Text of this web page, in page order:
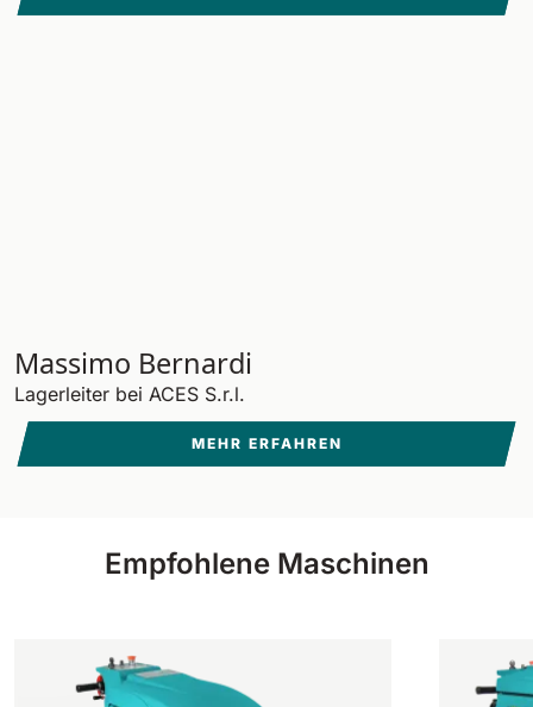
Massimo Bernardi
Lagerleiter bei ACES S.r.l.
MEHR ERFAHREN
Empfohlene Maschinen